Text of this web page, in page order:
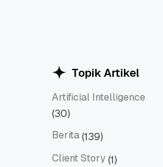
Topik Artikel
Artificial Intelligence
Artificial Intelligence
(30)
Berita(139)
Client Story(1)